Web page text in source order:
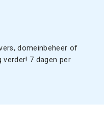
domeinbeheer of
verder! 7 dagen per